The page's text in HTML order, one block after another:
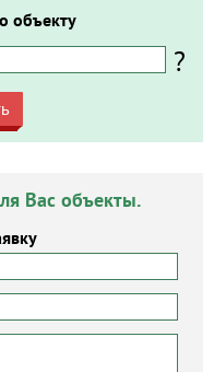
объекту
?
Вас объекты.